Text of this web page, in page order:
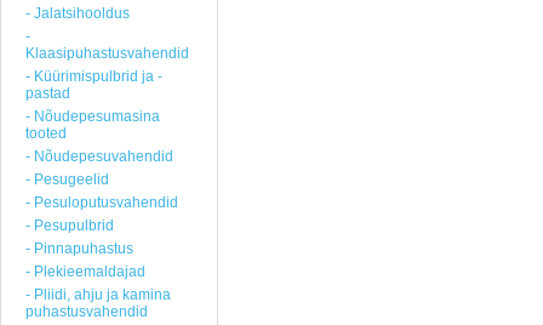
- Jalatsihooldus
-
Klaasipuhastusvahendid
- Küürimispulbrid ja -
pastad
- Nõudepesumasina
tooted
- Nõudepesuvahendid
- Pesugeelid
- Pesuloputusvahendid
- Pesupulbrid
- Pinnapuhastus
- Plekieemaldajad
- Pliidi, ahju ja kamina
puhastusvahendid